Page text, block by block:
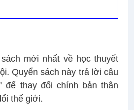
mới nhất về học thuyết
Quyển sách này trả lời câu
để thay đổi chính bản thân
thế giới.